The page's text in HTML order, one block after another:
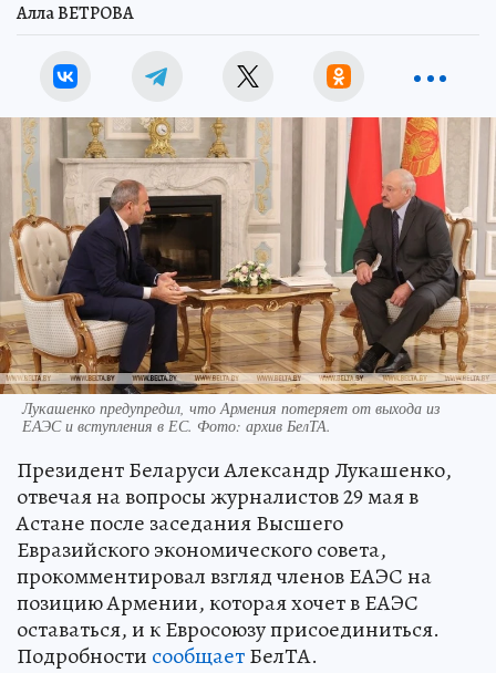
Алла ВЕТРОВА
Лукашенко предупредил, что Армения потеряет от выхода из
ЕАЭС и вступления в ЕС. Фото: архив БелТА.
Президент Беларуси Александр Лукашенко,
отвечая на вопросы журналистов 29 мая в
Астане после заседания Высшего
Евразийского экономического совета,
прокомментировал взгляд членов ЕАЭС на
позицию Армении, которая хочет в ЕАЭС
оставаться, и к Евросоюзу присоединиться.
Подробности сообщаетБелТА.